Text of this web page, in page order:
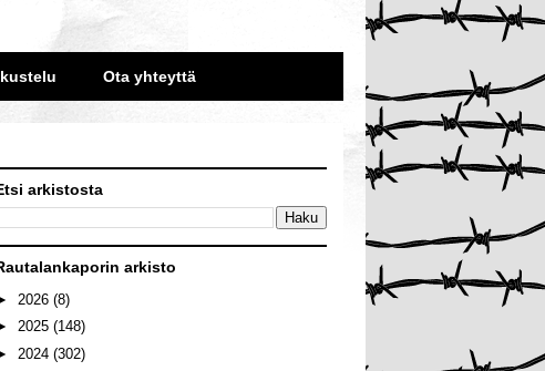
Ota yhteyttä
arkistosta
arkisto
2026 (8)
2025 (148)
2024 (302)